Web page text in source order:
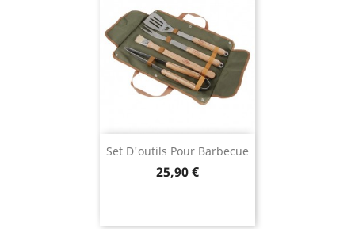
Set D'outils Pour Barbecue
Prix
25,90 €